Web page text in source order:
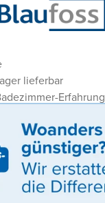
lieferbar
Erfahrung